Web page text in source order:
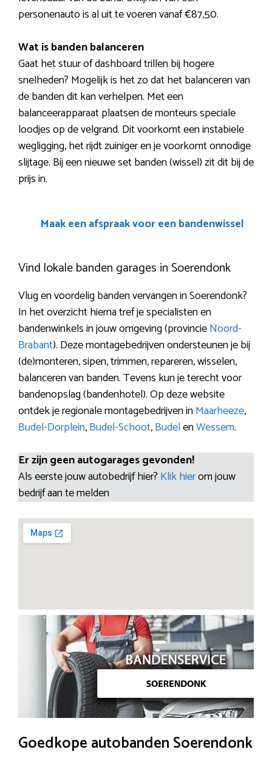
personenauto is al uit te voeren vanaf €87,50.
Wat is banden balanceren
Gaat het stuur of dashboard trillen bij hogere
snelheden? Mogelijk is het zo dat het balanceren van
de banden dit kan verhelpen. Met een
balanceerapparaat plaatsen de monteurs speciale
loodjes op de velgrand. Dit voorkomt een instabiele
wegligging, het rijdt zuiniger en je voorkomt onnodige
slijtage. Bij een nieuwe set banden (wissel) zit dit bij de
prijs in.
Maak een afspraak voor een bandenwissel
Vind lokale banden garages in Soerendonk
Vlug en voordelig banden vervangen in Soerendonk?
In het overzicht hierna tref je specialisten en
bandenwinkels in jouw omgeving (provincieNoord-
Brabant). Deze montagebedrijven ondersteunen je bij
(de)monteren, sipen, trimmen, repareren, wisselen,
balanceren van banden. Tevens kun je terecht voor
bandenopslag (bandenhotel). Op deze website
ontdek je regionale montagebedrijven inMaarheeze,
Budel-Dorplein,Budel-Schoot,BudelenWessem.
Er zijn geen autogarages gevonden!
Als eerste jouw autobedrijf hier? Klik hierom jouw
bedrijf aan te melden
Goedkope autobanden Soerendonk